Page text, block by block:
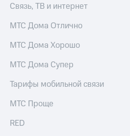
в
Корпоративное
секретарь
информации
Связь, ТВ и интернет
МТС Дома Отлично
МТС Дома Хорошо
МТС Дома Супер
Тарифы мобильной связи
МТС Проще
RED